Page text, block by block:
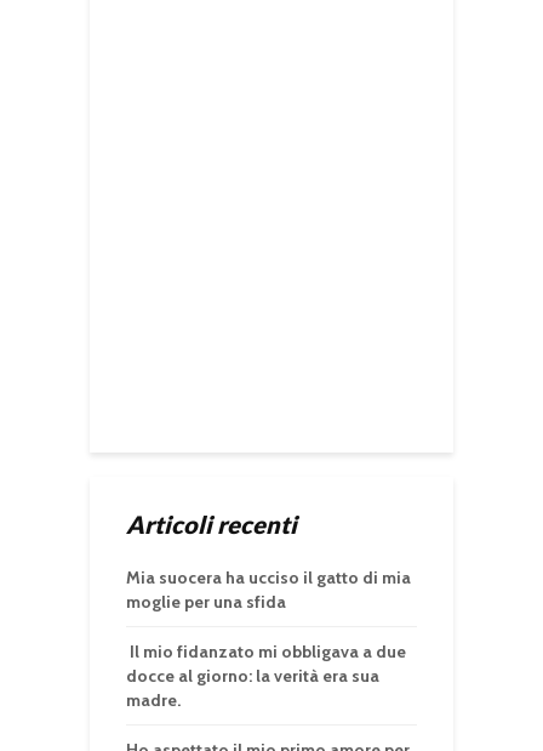
Articoli recenti
Mia suocera ha ucciso il gatto di mia
moglie per una sfida
Il mio fidanzato mi obbligava a due
docce al giorno: la verità era sua
madre.